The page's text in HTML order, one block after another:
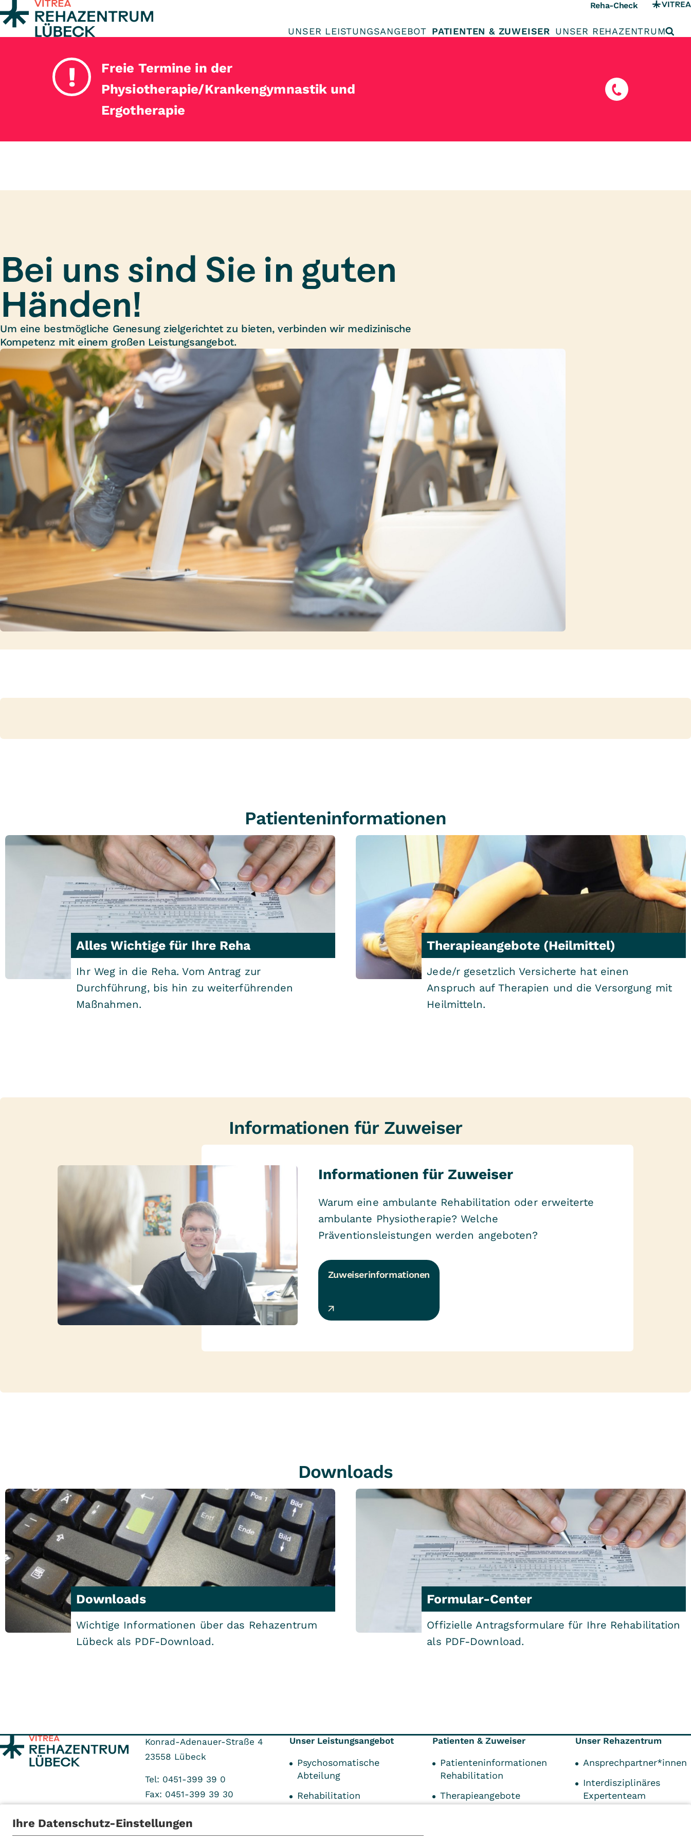
Zum Inhalt springen Reha-Check
UNSER LEISTUNGSANGEBOT PATIENTEN & ZUWEISER UNSER REHAZENTRUM
!
Freie Termine in der
Physiotherapie/Krankengymnastik und
Ergotherapie
Bei uns sind Sie in guten
Händen!
Um eine bestmögliche Genesung zielgerichtet zu bieten, verbinden wir medizinische
Kompetenz mit einem großen Leistungsangebot.
Patienteninformationen
Alles Wichtige für Ihre Reha
Ihr Weg in die Reha. Vom Antrag zur
Durchführung, bis hin zu weiterführenden
Maßnahmen.
Therapieangebote (Heilmittel)
Jede/r gesetzlich Versicherte hat einen
Anspruch auf Therapien und die Versorgung mit
Heilmitteln.
Informationen für Zuweiser
Informationen für Zuweiser
Warum eine ambulante Rehabilitation oder erweiterte
ambulante Physiotherapie? Welche
Präventionsleistungen werden angeboten?
Zuweiserinformationen
Downloads
Downloads
Wichtige Informationen über das Rehazentrum
Lübeck als PDF-Download.
Formular-Center
Offizielle Antragsformulare für Ihre Rehabilitation
als PDF-Download.
Konrad-Adenauer-Straße 4
23558 Lübeck
Tel: 0451-399 39 0
Fax: 0451-399 39 30
Unser Leistungsangebot
Psychosomatische
Abteilung
Rehabilitation
Therapieangebote
Patienten & Zuweiser
Patienteninformationen
Rehabilitation
Therapieangebote
Unser Rehazentrum
Ansprechpartner*innen
Interdisziplinäres
Expertenteam
Ihre Datenschutz-Einstellungen